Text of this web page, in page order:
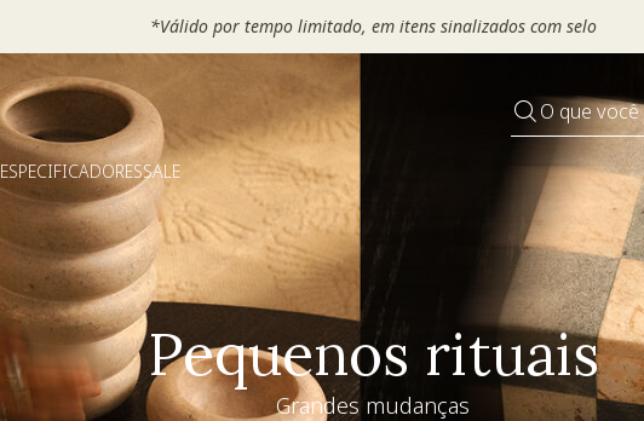
*Válido por tempo limitado, em itens sinalizados com selo
O que
ESPECIFICADORESSALE
Pequenos rituais
Grandes mudanças